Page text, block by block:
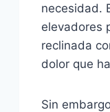
necesidad.
elevadores
reclinada
dolor que
Sin